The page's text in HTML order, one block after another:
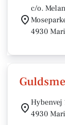
c/o.
4930
Hybenvej
4930